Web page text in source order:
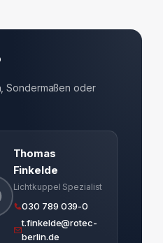
Sondermaßen oder
Thomas
Finkelde
Lichtkuppel Spezialist
030 789 039-0
t.finkelde@rotec-
berlin.de